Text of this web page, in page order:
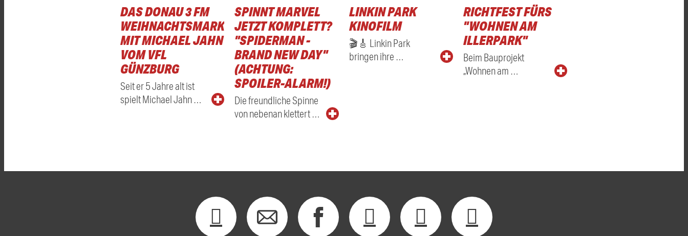
DAS DONAU 3 FM
WEIHNACHTSMARKTRADIO
MIT MICHAEL JAHN
VOM VFL
GÜNZBURG
Seit er 5 Jahre alt ist
spielt Michael Jahn …
SPINNT MARVEL
JETZT KOMPLETT?
"SPIDERMAN -
BRAND NEW DAY"
(ACHTUNG:
SPOILER-ALARM!)
Die freundliche Spinne
von nebenan klettert …
LINKIN PARK
KINOFILM
🎬🎸 Linkin Park
bringen ihre …
RICHTFEST FÜRS
"WOHNEN AM
ILLERPARK"
Beim Bauprojekt
„Wohnen am …